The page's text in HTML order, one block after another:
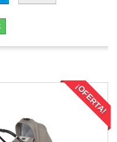
¡OFERTA!